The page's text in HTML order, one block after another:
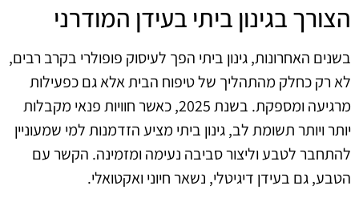
הצורך בגינון ביתי בעידן המודרני
בשנים האחרונות, גינון ביתי הפך לעיסוק פופולרי בקרב רבים,
לא רק כחלק מהתהליך של טיפוח הבית אלא גם כפעילות
מרגיעה ומספקת. בשנת 2025, כאשר חוויות פנאי מקבלות
יותר ויותר תשומת לב, גינון ביתי מציע הזדמנות למי שמעוניין
להתחבר לטבע וליצור סביבה נעימה ומזמינה. הקשר עם
הטבע, גם בעידן דיגיטלי, נשאר חיוני ואקטואלי.